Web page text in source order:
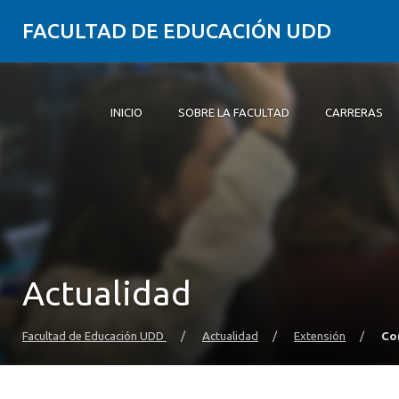
FACULTAD DE EDUCACIÓN UDD
INICIO SOBRE LA FACULTAD CARRERAS
Postgrado y Educación Continua
Actualidad
Facultad de Educación UDD / Actualidad / Extensión /